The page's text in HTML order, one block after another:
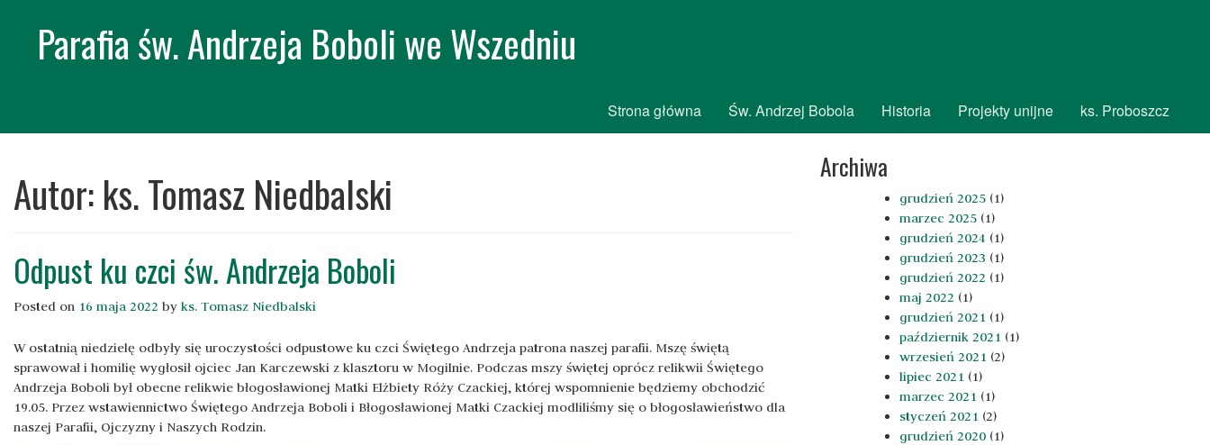
Parafia św. Andrzeja Boboli we Wszedniu
Strona główna Św. Andrzej Bobola Historia Projekty unijne ks. Proboszcz
content
Autor:ks. Tomasz Niedbalski
Odpust ku czci św. Andrzeja Boboli
Posted on 16 maja 2022 by ks. Tomasz Niedbalski
W ostatnią niedzielę odbyły się uroczystości odpustowe ku czci Świętego Andrzeja patrona naszej parafii. Mszę świętą
sprawował i homilię wygłosił ojciec Jan Karczewski z klasztoru w Mogilnie. Podczas mszy świętej oprócz relikwii Świętego
Andrzeja Boboli był obecne relikwie błogosławionej Matki Elżbiety Róży Czackiej, której wspomnienie będziemy obchodzić
19.05. Przez wstawiennictwo Świętego Andrzeja Boboli i Błogosławionej Matki Czackiej modliliśmy się o błogosławieństwo dla
naszej Parafii, Ojczyzny i Naszych Rodzin.
Archiwa
grudzień 2025 (1)
marzec 2025 (1)
grudzień 2024 (1)
grudzień 2023 (1)
grudzień 2022 (1)
maj 2022 (1)
grudzień 2021 (1)
październik 2021 (1)
wrzesień 2021 (2)
lipiec 2021 (1)
marzec 2021 (1)
styczeń 2021 (2)
grudzień 2020 (1)